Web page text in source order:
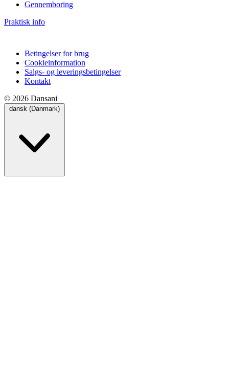
Gennemboring
Praktisk info
Betingelser for brug
Cookieinformation
Salgs- og leveringsbetingelser
Kontakt
© 2026 Dansani
dansk (Danmark)